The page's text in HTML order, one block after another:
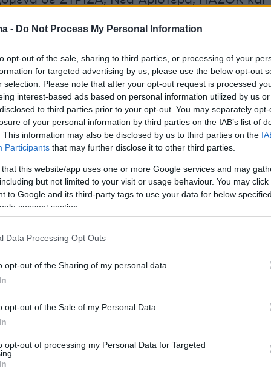
- Do Not Process My Personal Information
opt-out of the sale, sharing to third parties, or processing of your
for targeted advertising by us, please use the below opt-out
selection. Please note that after your opt-out request is processed
interest-based ads based on personal information utilized by us
to third parties prior to your opt-out. You may separately
of your personal information by third parties on the IAB’s list of
This information may also be disclosed by us to third parties on the
Participants that may further disclose it to other third parties.
that this website/app uses one or more Google services and may
but not limited to your visit or usage behaviour. You may
to Google and its third-party tags to use your data for below
consent section.
Data Processing Opt Outs
opt-out of the Sharing of my personal data.
opt-out of the Sale of my Personal Data.
opt-out of processing my Personal Data for Targeted
ας το αρνούνται οι κομματικές ηγεσίες. Με
Και ακολούθησαν πρωτοφανείς άμα και
καταστάσεις.
διάστημα ζούμε σκηνές απείρου κάλλους. Το
επετέθη σε όσους εκ των δημοσιογράφων
το ντέρμπι της δεύτερης θέσης. Όχι μόνον
την πιθανολογούμενη δύναμη των υπό
(Τσίπρα και Καρυστιανού) αλλά και
αυτό είναι κάποιο καταχθόνιο σχέδιο
για να μην βγει πρώτο κόμμα με μια ψήφο
ΠΑΣΟΚ. Επειδή δεν ήθελαν να
τους σε Δουλτσινέα της αυταπάτης. Μετά τα
δημοσκόπους αμφισβητώντας τα
συμφέροντα που θέλουν να το
υπέρ του Μητσοτάκη, που έχει του χεριού
Παρότι στη Χαριλάου Τρικούπη υπάρχουν
που γνωρίζουν γράμματα ξέχασαν να πουν